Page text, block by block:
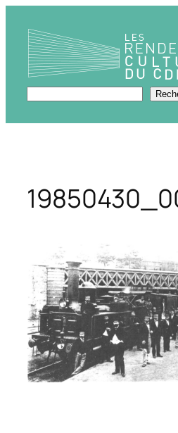
contenu
Rechercher